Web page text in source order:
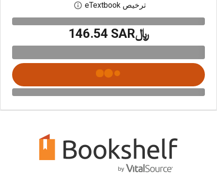
ترخيص eTextbook افتح مربع حوار
﷼‎146.54 SAR